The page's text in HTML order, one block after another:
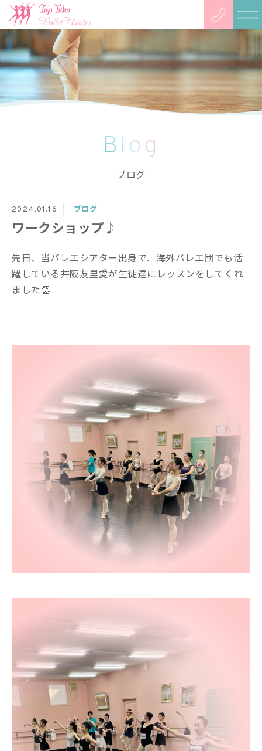
Blog
ブログ
2024.01.16 ブログ
ワークショップ♪
先日、当バレエシアター出身で、海外バレエ団でも活
躍している井阪友里愛が生徒達にレッスンをしてくれ
ました👏